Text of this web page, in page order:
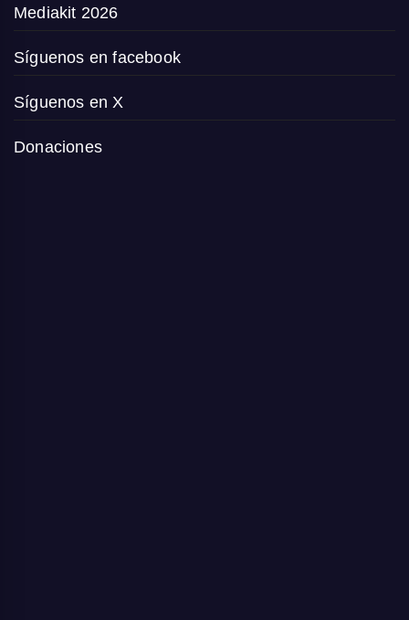
Mediakit 2026
Síguenos en facebook
Síguenos en X
Donaciones